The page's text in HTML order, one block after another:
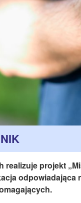
realizuje projekt